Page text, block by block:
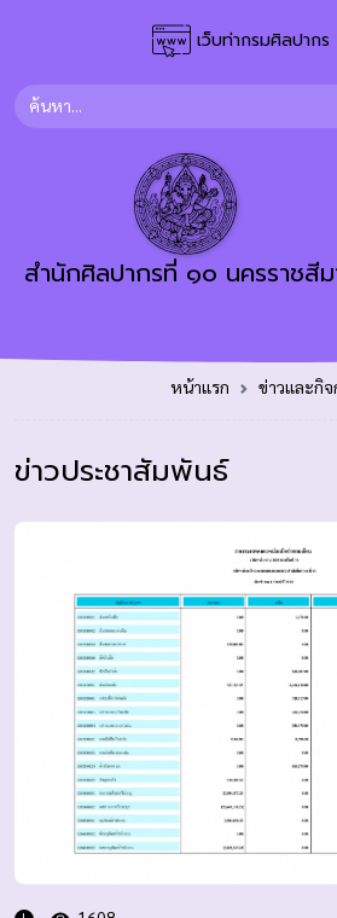
เว็บท่ากรมศิลปากร
สำนักศิลปากรที่ ๑๐ นครราชสีม
หน้าแรก ข่าวและกิจ
ข่าวประชาสัมพันธ์